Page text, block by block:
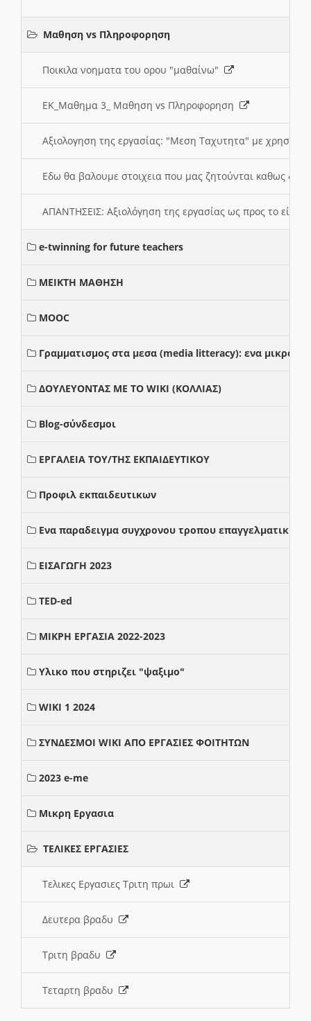
Μαθηση vs Πληροφορηση
Ποικιλα νοηματα του ορου "μαθαίνω"
ΕΚ_Μαθημα 3_ Μαθηση vs Πληροφορηση
Αξιολογηση της εργασίας: "Μεση Ταχυτητα" με χρηση
Εδω θα βαλουμε στοιχεια που μας ζητούνται καθως
ΑΠΑΝΤΗΣΕΙΣ: Αξιολόγηση της εργασίας ως προς το
e-twinning for future teachers
ΜΕΙΚΤΗ ΜΑΘΗΣΗ
MOOC
Γραμματισμος στα μεσα (media litteracy): ενα μικρο
ΔΟΥΛΕΥΟΝΤΑΣ ΜΕ ΤΟ WIKI (ΚΟΛΛΙΑΣ)
Blog-σύνδεσμοι
ΕΡΓΑΛΕΙΑ ΤΟΥ/ΤΗΣ ΕΚΠΑΙΔΕΥΤΙΚΟΥ
Προφιλ εκπαιδευτικων
Ενα παραδειγμα συγχρονου τροπου επαγγελματικης
ΕΙΣΑΓΩΓΗ 2023
TED-ed
ΜΙΚΡΗ ΕΡΓΑΣΙΑ 2022-2023
Υλικο που στηριζει "ψαξιμο"
WIKI 1 2024
ΣΥΝΔΕΣΜΟΙ WIKI ΑΠΟ ΕΡΓΑΣΙΕΣ ΦΟΙΤΗΤΩΝ
2023 e-me
Μικρη Εργασια
ΤΕΛΙΚΕΣ ΕΡΓΑΣΙΕΣ
Τελικες Εργασιες Τριτη πρωι
Δευτερα βραδυ
Τριτη βραδυ
Τεταρτη βραδυ